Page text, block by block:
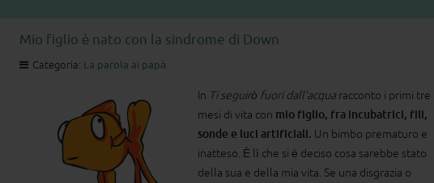
Mio figlio è nato con la sindrome di Down
Categoria: La parola ai papà
In Ti seguirò fuori dall’acqua racconto i primi tre
mesi di vita con mio figlio, fra incubatrici, fili,
sonde e luci artificiali. Un bimbo prematuro e
inatteso. È lì che si è deciso cosa sarebbe stato
della sua e della mia vita. Se una disgrazia o